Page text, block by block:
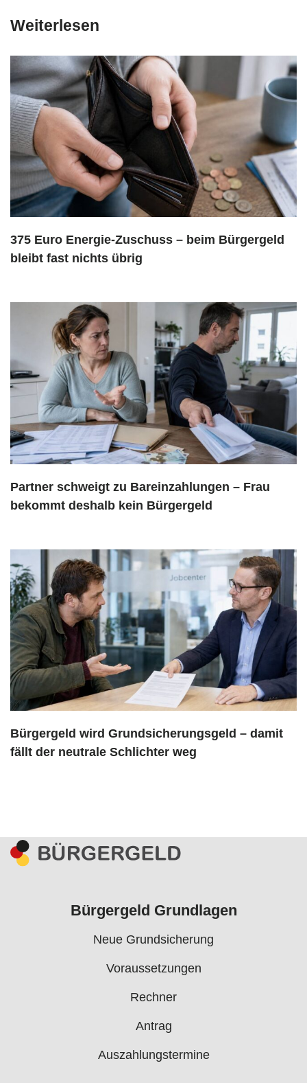
Weiterlesen
375 Euro Energie-Zuschuss – beim Bürgergeld
bleibt fast nichts übrig
Partner schweigt zu Bareinzahlungen – Frau
bekommt deshalb kein Bürgergeld
Bürgergeld wird Grundsicherungsgeld – damit
fällt der neutrale Schlichter weg
Bürgergeld Grundlagen
Neue Grundsicherung
Voraussetzungen
Rechner
Antrag
Auszahlungstermine